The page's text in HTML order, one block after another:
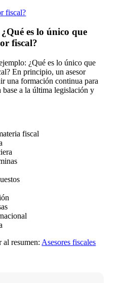
fiscal?
es lo único que
fiscal?
¿Qué es lo único que
En principio, un asesor
una formación continua para
base a la última legislación y
fiscal
resumen: Asesores fiscales